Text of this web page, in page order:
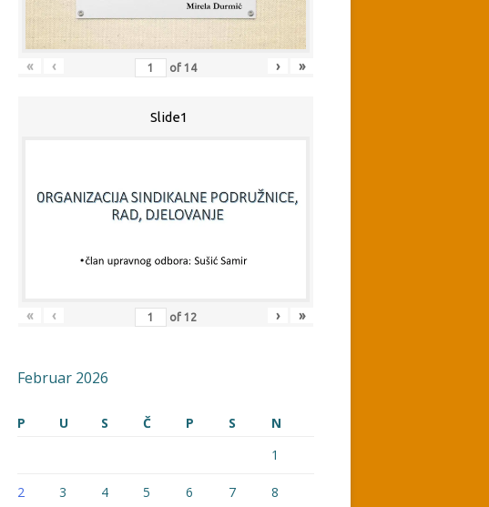
« ‹ of 14 › »
Slide1
« ‹ of 12 › »
Februar 2026
P U S Č P S
N
1
2 3 4 5 6 7 8